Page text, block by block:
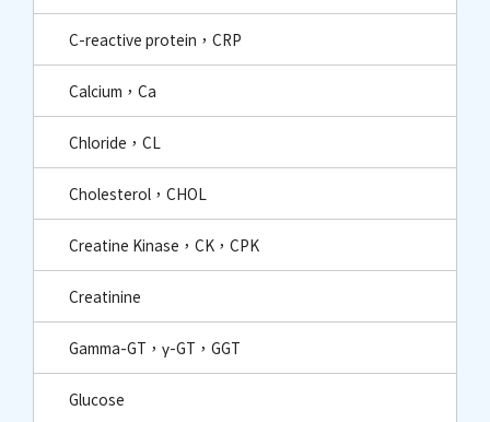
C-reactive protein，CRP
Calcium，Ca
Chloride，CL
Cholesterol，CHOL
Creatine Kinase，CK，CPK
Creatinine
Gamma-GT，γ-GT，GGT
Glucose